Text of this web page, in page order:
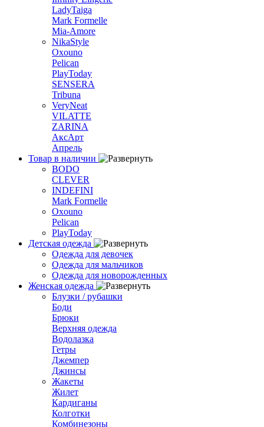
LadyTaiga
Mark Formelle
Mia-Amore
NikaStyle
Oxouno
Pelican
PlayToday
SENSERA
Tribuna
VeryNeat
VILATTE
ZARINA
АксАрт
Апрель
Товар в наличии
BODO
CLEVER
INDEFINI
Mark Formelle
Oxouno
Pelican
PlayToday
Детская одежда
Одежда для девочек
Одежда для мальчиков
Одежда для новорожденных
Женская одежда
Блузки / рубашки
Боди
Брюки
Верхняя одежда
Водолазка
Гетры
Джемпер
Джинсы
Жакеты
Жилет
Кардиганы
Колготки
Комбинезоны